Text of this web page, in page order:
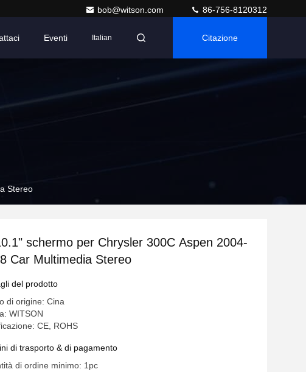
bob@witson.com 86-756-8120312
Eventi Italian Citazione
Stereo
schermo per Chrysler 300C Aspen 2004-
Car Multimedia Stereo
del prodotto
di origine: Cina
WITSON
CE, ROHS
di trasporto & di pagamento
di ordine minimo: 1pc